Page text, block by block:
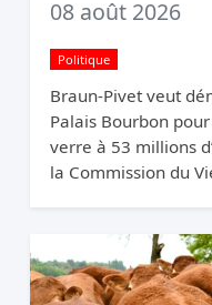
08 août 2026
Politique
Braun-Pivet veut
Palais Bourbon
verre à 53 millions
la Commission du